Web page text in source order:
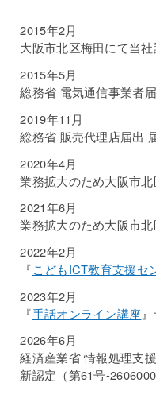
2015年2月
大阪市北区梅田にて当社
2015年5月
総務省 電気通信事業者
2019年11月
総務省 販売代理店届出
2020年4月
業務拡大のため大阪市
2021年6月
業務拡大のため大阪市
2022年2月
『こどもICT教育支援セ
2023年2月
『手話オンライン講座
2026年6月
経済産業省 情報処理支
新認定（第61号